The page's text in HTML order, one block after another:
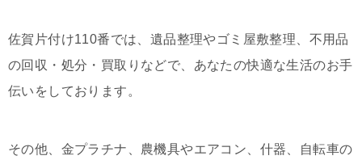
佐賀片付け110番では、遺品整理やゴミ屋敷整理、不用品
の回収・処分・買取りなどで、あなたの快適な生活のお手
伝いをしております。
その他、金プラチナ、農機具やエアコン、什器、自転車の